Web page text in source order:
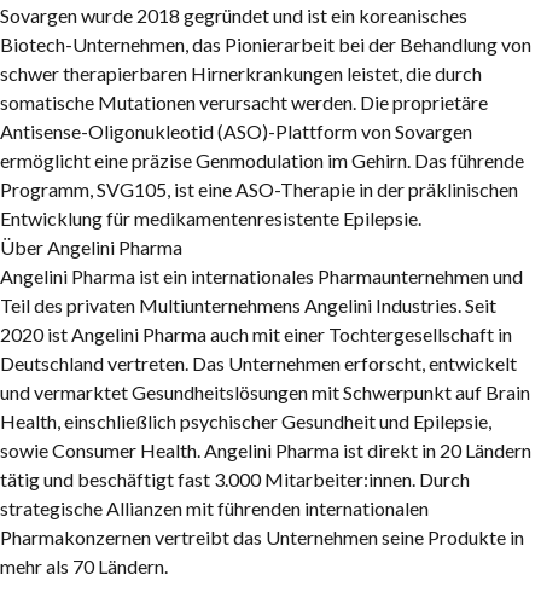
Sovargen wurde 2018 gegründet und ist ein koreanisches
Biotech-Unternehmen, das Pionierarbeit bei der Behandlung von
schwer therapierbaren Hirnerkrankungen leistet, die durch
somatische Mutationen verursacht werden. Die proprietäre
Antisense-Oligonukleotid (ASO)-Plattform von Sovargen
ermöglicht eine präzise Genmodulation im Gehirn. Das führende
Programm, SVG105, ist eine ASO-Therapie in der präklinischen
Entwicklung für medikamentenresistente Epilepsie.
Über Angelini Pharma
Angelini Pharma ist ein internationales Pharmaunternehmen und
Teil des privaten Multiunternehmens Angelini Industries. Seit
2020 ist Angelini Pharma auch mit einer Tochtergesellschaft in
Deutschland vertreten. Das Unternehmen erforscht, entwickelt
und vermarktet Gesundheitslösungen mit Schwerpunkt auf Brain
Health, einschließlich psychischer Gesundheit und Epilepsie,
sowie Consumer Health. Angelini Pharma ist direkt in 20 Ländern
tätig und beschäftigt fast 3.000 Mitarbeiter:innen. Durch
strategische Allianzen mit führenden internationalen
Pharmakonzernen vertreibt das Unternehmen seine Produkte in
mehr als 70 Ländern.